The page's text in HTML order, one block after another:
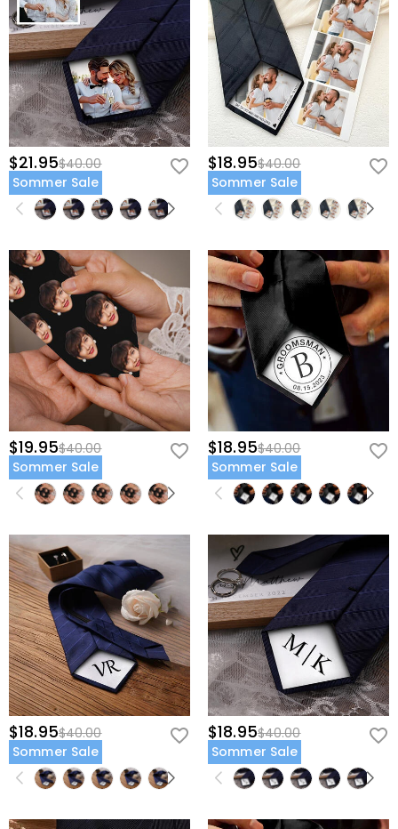
$21.95$40.00
Sommer Sale
$18.95$40.00
Sommer Sale
$19.95$40.00
Sommer Sale
$18.95$40.00
Sommer Sale
$18.95$40.00
Sommer Sale
$18.95$40.00
Sommer Sale